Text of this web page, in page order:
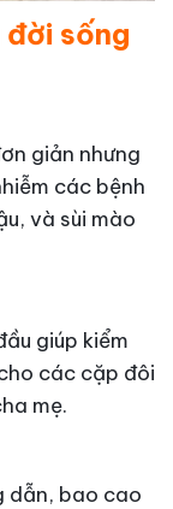
sống
giản nhưng
các bệnh
và sùi mào
giúp kiểm
các cặp đôi
mẹ.
dẫn, bao cao